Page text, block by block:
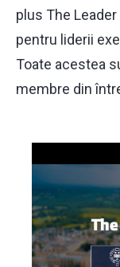
plus The
pentru liderii
Toate acestea
membre din